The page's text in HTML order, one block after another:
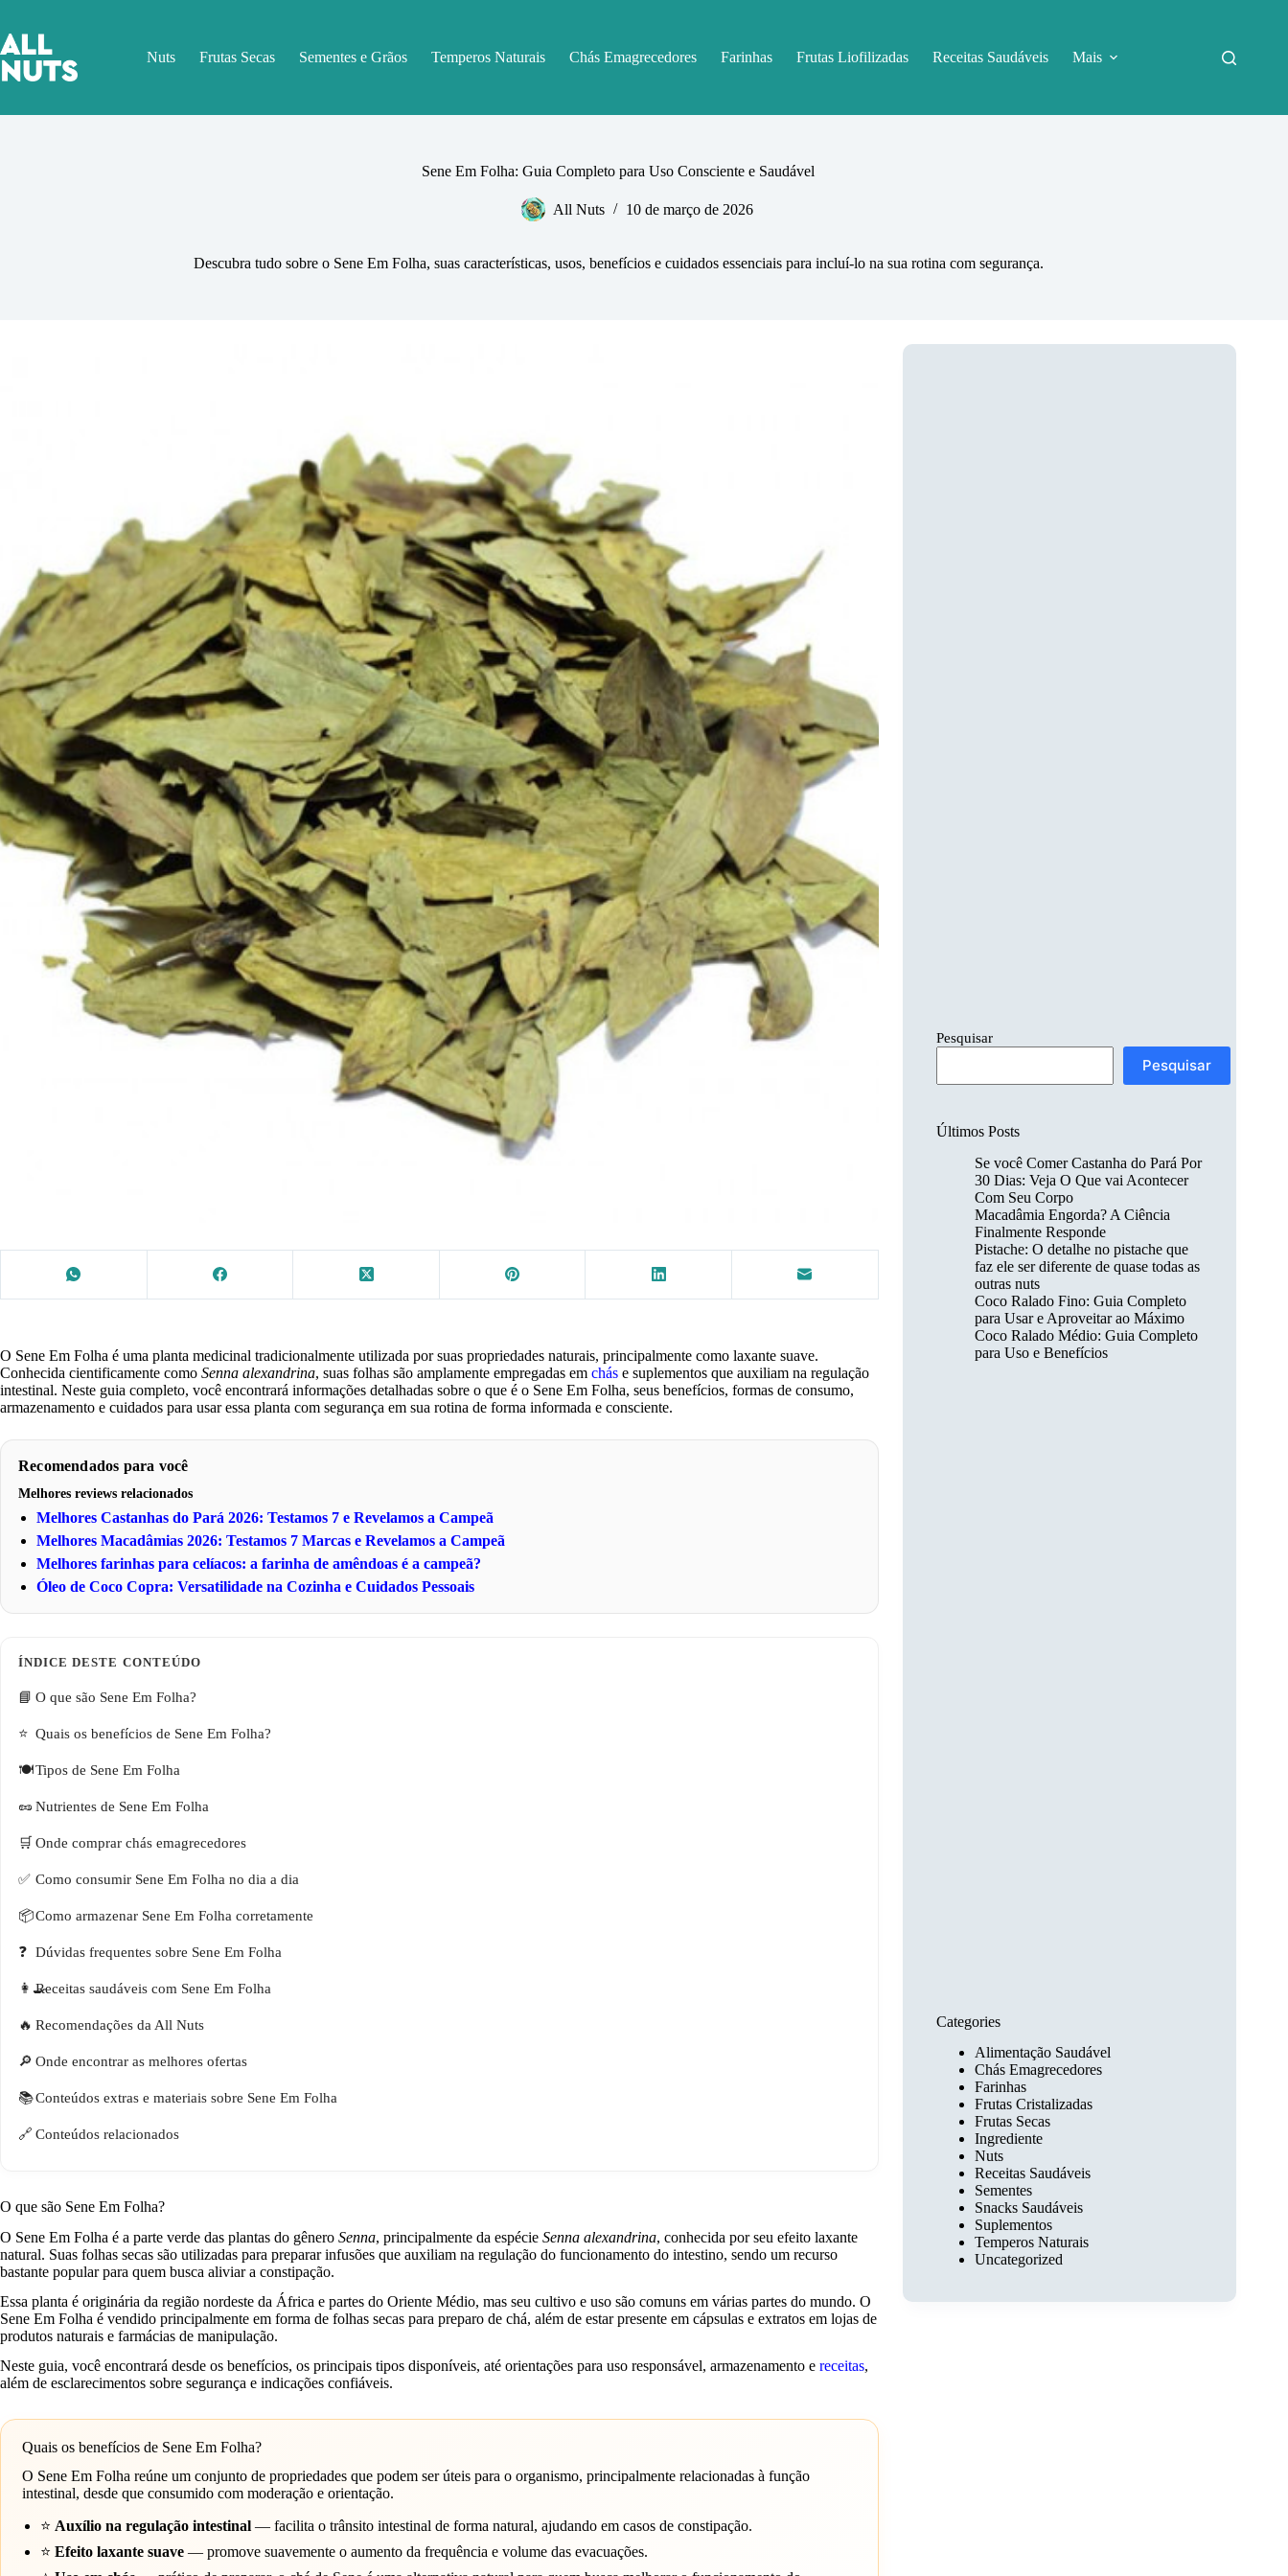
o
conteúdo
Nuts Frutas Secas Sementes e Grãos Temperos Naturais Chás Emagrecedores Farinhas Frutas Liofilizadas Receitas Saudáveis Mais
Sene Em Folha: Guia Completo para Uso Consciente e Saudável
All Nuts 10 de março de 2026
Descubra tudo sobre o Sene Em Folha, suas características, usos, benefícios e cuidados essenciais para incluí-lo na sua rotina com segurança.
O Sene Em Folha é uma planta medicinal tradicionalmente utilizada por suas propriedades naturais, principalmente como laxante suave.
Conhecida cientificamente como Senna alexandrina, suas folhas são amplamente empregadas em chás e suplementos que auxiliam na regulação
intestinal. Neste guia completo, você encontrará informações detalhadas sobre o que é o Sene Em Folha, seus benefícios, formas de consumo,
armazenamento e cuidados para usar essa planta com segurança em sua rotina de forma informada e consciente.
Recomendados para você
Melhores reviews relacionados
Melhores Castanhas do Pará 2026: Testamos 7 e Revelamos a Campeã
Melhores Macadâmias 2026: Testamos 7 Marcas e Revelamos a Campeã
Melhores farinhas para celíacos: a farinha de amêndoas é a campeã?
Óleo de Coco Copra: Versatilidade na Cozinha e Cuidados Pessoais
O que são Sene Em Folha?
Quais os benefícios de Sene Em Folha?
Tipos de Sene Em Folha
Nutrientes de Sene Em Folha
Onde comprar chás emagrecedores
Como consumir Sene Em Folha no dia a dia
Como armazenar Sene Em Folha corretamente
Dúvidas frequentes sobre Sene Em Folha
Receitas saudáveis com Sene Em Folha
Recomendações da All Nuts
Onde encontrar as melhores ofertas
Conteúdos extras e materiais sobre Sene Em Folha
Conteúdos relacionados
O que são Sene Em Folha?
O Sene Em Folha é a parte verde das plantas do gênero Senna, principalmente da espécie Senna alexandrina, conhecida por seu efeito laxante
natural. Suas folhas secas são utilizadas para preparar infusões que auxiliam na regulação do funcionamento do intestino, sendo um recurso
bastante popular para quem busca aliviar a constipação.
Essa planta é originária da região nordeste da África e partes do Oriente Médio, mas seu cultivo e uso são comuns em várias partes do mundo. O
Sene Em Folha é vendido principalmente em forma de folhas secas para preparo de chá, além de estar presente em cápsulas e extratos em lojas de
produtos naturais e farmácias de manipulação.
Neste guia, você encontrará desde os benefícios, os principais tipos disponíveis, até orientações para uso responsável, armazenamento e receitas,
além de esclarecimentos sobre segurança e indicações confiáveis.
Quais os benefícios de Sene Em Folha?
O Sene Em Folha reúne um conjunto de propriedades que podem ser úteis para o organismo, principalmente relacionadas à função
intestinal, desde que consumido com moderação e orientação.
⭐ Auxílio na regulação intestinal — facilita o trânsito intestinal de forma natural, ajudando em casos de constipação.
⭐Efeito laxante suave — promove suavemente o aumento da frequência e volume das evacuações.
Pesquisar
Pesquisar
Últimos Posts
Se você Comer Castanha do Pará Por
30 Dias: Veja O Que vai Acontecer
Com Seu Corpo
Macadâmia Engorda? A Ciência
Finalmente Responde
Pistache: O detalhe no pistache que
faz ele ser diferente de quase todas as
outras nuts
Coco Ralado Fino: Guia Completo
para Usar e Aproveitar ao Máximo
Coco Ralado Médio: Guia Completo
para Uso e Benefícios
Categories
Alimentação Saudável
Chás Emagrecedores
Farinhas
Frutas Cristalizadas
Frutas Secas
Ingrediente
Nuts
Receitas Saudáveis
Sementes
Snacks Saudáveis
Suplementos
Temperos Naturais
Uncategorized